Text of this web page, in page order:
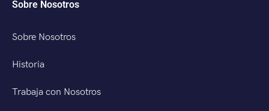
Sobre Nosotros
Sobre Nosotros
Historia
Trabaja con Nosotros